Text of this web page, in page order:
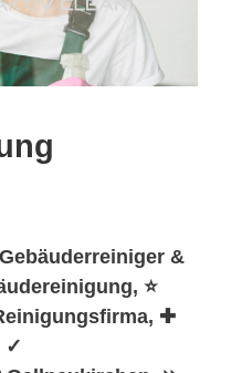
&
⭐
✚
✓